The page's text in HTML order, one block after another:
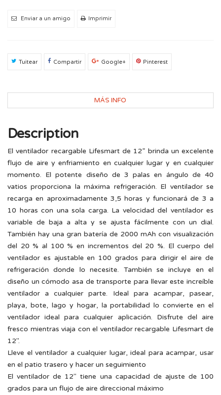
Enviar a un amigo Imprimir
Tuitear Compartir Google+ Pinterest
MÁS INFO
Description
El ventilador recargable Lifesmart de 12” brinda un excelente
flujo de aire y enfriamiento en cualquier lugar y en cualquier
momento. El potente diseño de 3 palas en ángulo de 40
vatios proporciona la máxima refrigeración. El ventilador se
recarga en aproximadamente 3,5 horas y funcionará de 3 a
10 horas con una sola carga. La velocidad del ventilador es
variable de baja a alta y se ajusta fácilmente con un dial.
También hay una gran batería de 2000 mAh con visualización
del 20 % al 100 % en incrementos del 20 %. El cuerpo del
ventilador es ajustable en 100 grados para dirigir el aire de
refrigeración donde lo necesite. También se incluye en el
diseño un cómodo asa de transporte para llevar este increíble
ventilador a cualquier parte. Ideal para acampar, pasear,
playa, bote, lago y hogar, la portabilidad lo convierte en el
ventilador ideal para cualquier aplicación. Disfrute del aire
fresco mientras viaja con el ventilador recargable Lifesmart de
12″.
Lleve el ventilador a cualquier lugar, ideal para acampar, usar
en el patio trasero y hacer un seguimiento
El ventilador de 12″ tiene una capacidad de ajuste de 100
grados para un flujo de aire direccional máximo